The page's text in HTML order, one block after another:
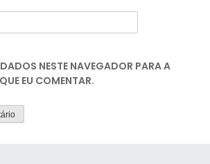
NESTE NAVEGADOR PARA A
EU COMENTAR.